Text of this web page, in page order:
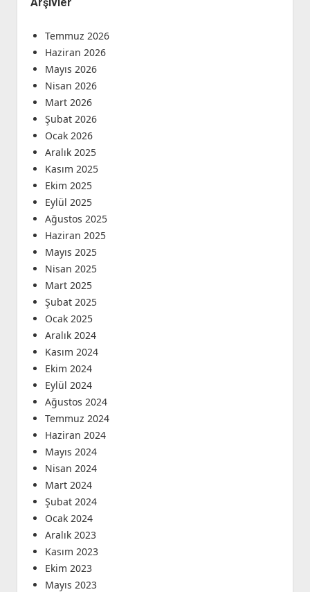
Temmuz 2026
Haziran 2026
Mayıs 2026
Nisan 2026
Mart 2026
Şubat 2026
Ocak 2026
Aralık 2025
Kasım 2025
Ekim 2025
Eylül 2025
Ağustos 2025
Haziran 2025
Mayıs 2025
Nisan 2025
Mart 2025
Şubat 2025
Ocak 2025
Aralık 2024
Kasım 2024
Ekim 2024
Eylül 2024
Ağustos 2024
Temmuz 2024
Haziran 2024
Mayıs 2024
Nisan 2024
Mart 2024
Şubat 2024
Ocak 2024
Aralık 2023
Kasım 2023
Ekim 2023
Mayıs 2023